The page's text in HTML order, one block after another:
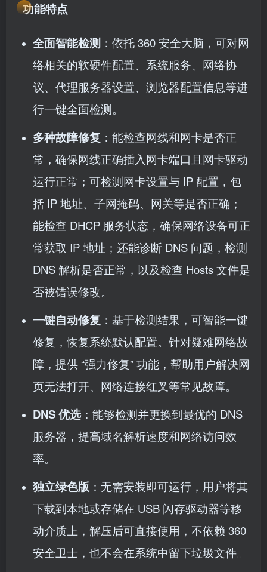
功能特点
全面智能检测 ：依托 360 安全大脑，可对网
络相关的软硬件配置、系统服务、网络协
议、代理服务器设置、浏览器配置信息等进
行一键全面检测。
多种故障修复 ：能检查网线和网卡是否正
常，确保网线正确插入网卡端口且网卡驱动
运行正常；可检测网卡设置与 IP 配置，包
括 IP 地址、子网掩码、网关等是否正确；
能检查 DHCP 服务状态，确保网络设备可正
常获取 IP 地址；还能诊断 DNS 问题，检测
DNS 解析是否正常，以及检查 Hosts 文件是
否被错误修改。
一键自动修复 ：基于检测结果，可智能一键
修复，恢复系统默认配置。针对疑难网络故
障，提供 “强力修复” 功能，帮助用户解决网
页无法打开、网络连接红叉等常见故障。
DNS 优选：能够检测并更换到最优的 DNS
服务器，提高域名解析速度和网络访问效
率。
独立绿色版 ：无需安装即可运行，用户将其
下载到本地或存储在 USB 闪存驱动器等移
动介质上，解压后可直接使用，不依赖 360
安全卫士，也不会在系统中留下垃圾文件。